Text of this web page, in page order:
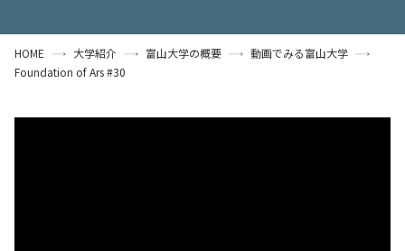
資料請求
寄附
広報刊行物
受験生の方 地域・一般の方 企業・研究者の方
HOME 大学紹介 富山大学の概要
動画でみる富山大学
Foundation of Ars #30